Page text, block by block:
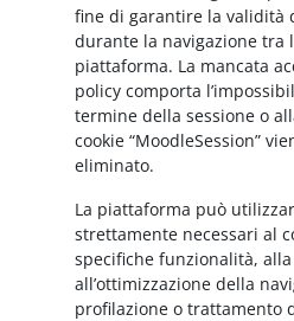
fine di garantire la validità
durante la navigazione tra
piattaforma. La mancata
policy comporta
termine della sessione o
cookie “MoodleSession”
eliminato.
La piattaforma può
strettamente necessari al
specifiche funzionalità,
all’ottimizzazione della
profilazione o trattamento